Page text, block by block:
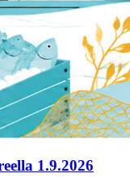
1.9.2026